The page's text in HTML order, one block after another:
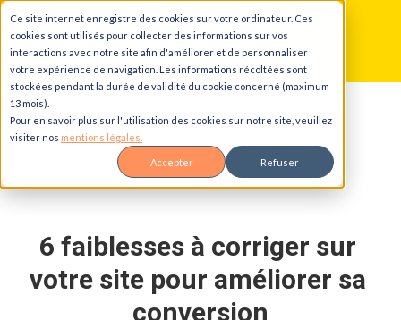
Ce site internet enregistre des cookies sur votre ordinateur. Ces
cookies sont utilisés pour collecter des informations sur vos
interactions avec notre site afin d'améliorer et de personnaliser
votre expérience de navigation. Les informations récoltées sont
stockées pendant la durée de validité du cookie concerné (maximum
13 mois).
Pour en savoir plus sur l'utilisation des cookies sur notre site, veuillez
visiter nos mentions légales.
Accepter Refuser
Aller au contenu principal
Aller à la navigation principale
Aller au pied de page
Accueil
Blog
6 faiblesses à corriger sur votre site pour améliorer sa
6 faiblesses à corriger sur
votre site pour améliorer sa
conversion